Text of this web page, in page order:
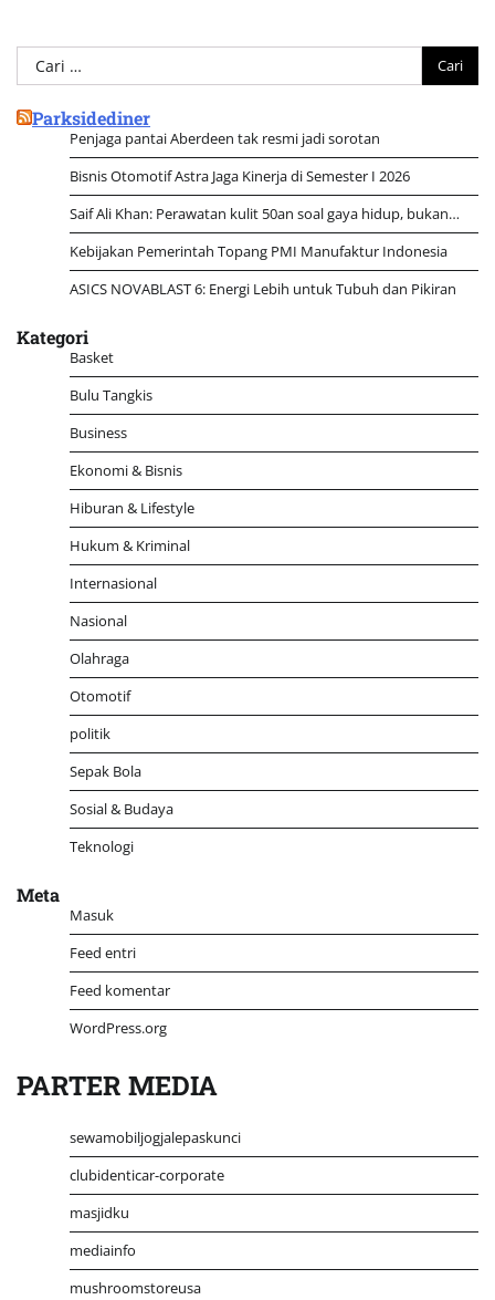
Cari
untuk:
Parksidediner
Penjaga pantai Aberdeen tak resmi jadi sorotan
Bisnis Otomotif Astra Jaga Kinerja di Semester I 2026
Saif Ali Khan: Perawatan kulit 50an soal gaya hidup, bukan…
Kebijakan Pemerintah Topang PMI Manufaktur Indonesia
ASICS NOVABLAST 6: Energi Lebih untuk Tubuh dan Pikiran
Kategori
Basket
Bulu Tangkis
Business
Ekonomi & Bisnis
Hiburan & Lifestyle
Hukum & Kriminal
Internasional
Nasional
Olahraga
Otomotif
politik
Sepak Bola
Sosial & Budaya
Teknologi
Meta
Masuk
Feed entri
Feed komentar
WordPress.org
PARTER MEDIA
sewamobiljogjalepaskunci
clubidenticar-corporate
masjidku
mediainfo
mushroomstoreusa